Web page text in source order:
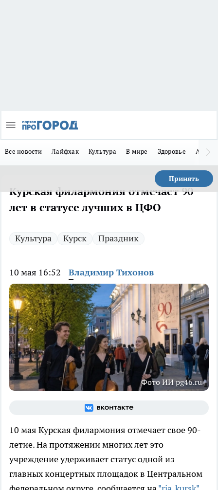
Все новости Лайфхак Культура В мире Здоровье Авто
Принять
Курская филармония отмечает 90
лет в статусе лучших в ЦФО
Культура Курск Праздник
10 мая 16:52 Владимир Тихонов
Фото ИИ pg46.ru
10 мая Курская филармония отмечает свое 90-
летие. На протяжении многих лет это
учреждение удерживает статус одной из
главных концертных площадок в Центральном